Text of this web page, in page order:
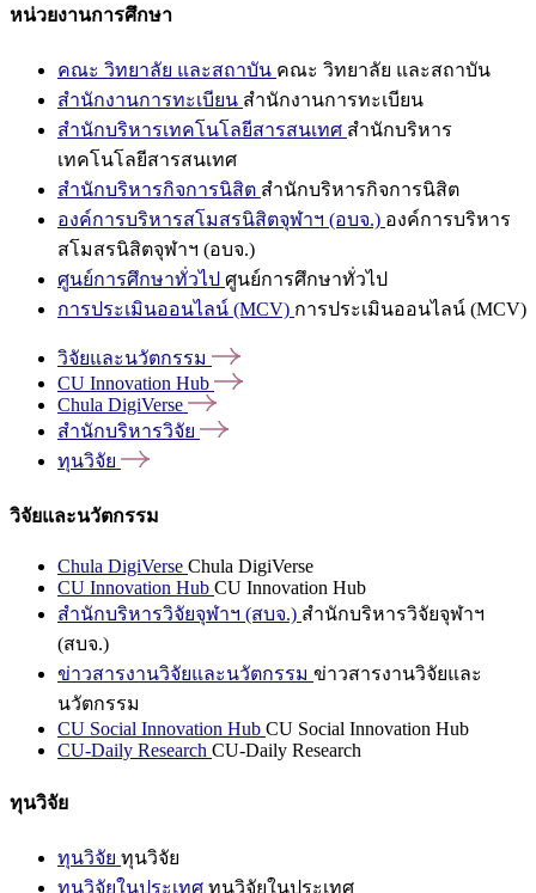
หน่วยงานการศึกษา
คณะ วิทยาลัย และสถาบัน คณะ วิทยาลัย และสถาบัน
สำนักงานการทะเบียน สำนักงานการทะเบียน
สำนักบริหารเทคโนโลยีสารสนเทศ สำนักบริหาร
เทคโนโลยีสารสนเทศ
สำนักบริหารกิจการนิสิต สำนักบริหารกิจการนิสิต
องค์การบริหารสโมสรนิสิตจุฬาฯ (อบจ.) องค์การบริหาร
สโมสรนิสิตจุฬาฯ (อบจ.)
ศูนย์การศึกษาทั่วไป ศูนย์การศึกษาทั่วไป
การประเมินออนไลน์ (MCV) การประเมินออนไลน์ (MCV)
วิจัยและนวัตกรรม
CU Innovation Hub
Chula DigiVerse
สำนักบริหารวิจัย
ทุนวิจัย
วิจัยและนวัตกรรม
Chula DigiVerse Chula DigiVerse
CU Innovation Hub CU Innovation Hub
สำนักบริหารวิจัยจุฬาฯ (สบจ.) สำนักบริหารวิจัยจุฬาฯ
(สบจ.)
ข่าวสารงานวิจัยและนวัตกรรม ข่าวสารงานวิจัยและ
นวัตกรรม
CU Social Innovation Hub CU Social Innovation Hub
CU-Daily Research CU-Daily Research
ทุนวิจัย
ทุนวิจัย ทุนวิจัย
ทุนวิจัยในประเทศ ทุนวิจัยในประเทศ